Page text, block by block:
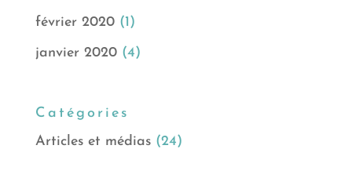
février 2020(1)
janvier 2020(4)
Catégories
Articles et médias(24)